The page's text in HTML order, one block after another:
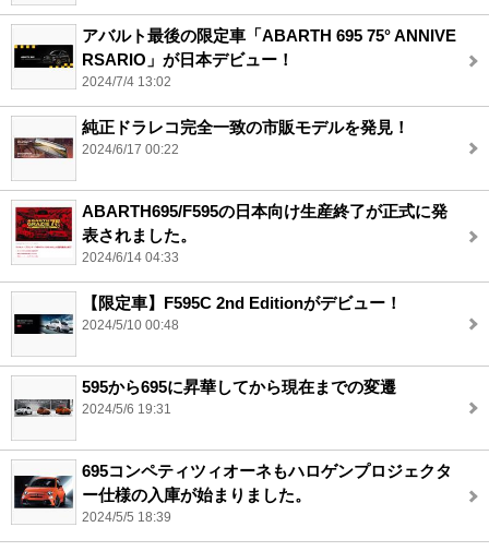
アバルト最後の限定車「ABARTH 695 75° ANNIVE
RSARIO」が日本デビュー！
2024/7/4 13:02
純正ドラレコ完全一致の市販モデルを発見！
2024/6/17 00:22
ABARTH695/F595の日本向け生産終了が正式に発
表されました。
2024/6/14 04:33
【限定車】F595C 2nd Editionがデビュー！
2024/5/10 00:48
595から695に昇華してから現在までの変遷
2024/5/6 19:31
695コンペティツィオーネもハロゲンプロジェクタ
ー仕様の入庫が始まりました。
2024/5/5 18:39